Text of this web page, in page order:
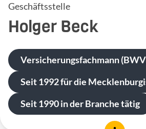
Geschäftsstelle
Holger Beck
Versicherungsfachmann
Seit 1992 für die
Seit 1990 in der Branche tätig